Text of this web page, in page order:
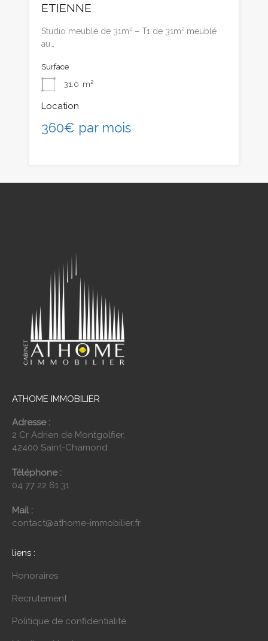
ETIENNE
Studio meublé de 31m² – T1 de 31m² meublé
au…
Surface
31.0 m²
Location
360€ par mois
ATHOME IMMOBILIER
Adresse :
2 Cr Adrien de Montgolfier,
42400 Saint-Chamond
Téléphone :
04 77 22 61 31
Mail :
contact@athome-immobilier.fr
liens :
Honoraires
Recrutement
Politique de confidentialité